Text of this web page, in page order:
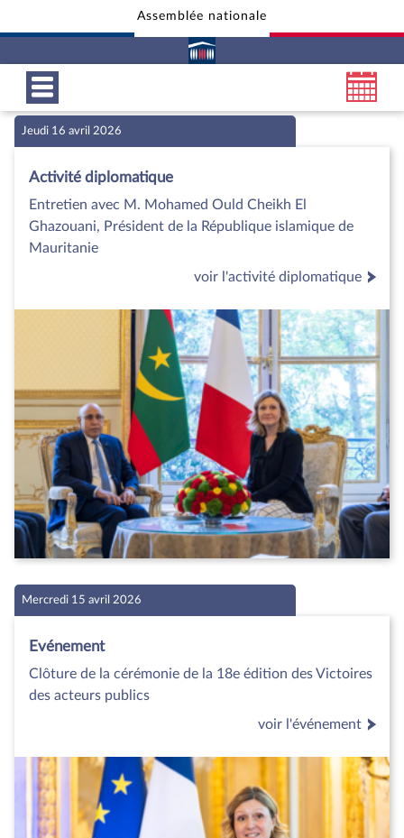
Aller en bas de la pageAssemblée nationale
Jeudi 16 avril 2026
Activité diplomatique
Entretien avec M. Mohamed Ould Cheikh El
Ghazouani, Président de la République islamique de
Mauritanie
voir l'activité diplomatique
Mercredi 15 avril 2026
Evénement
Clôture de la cérémonie de la 18e édition des Victoires
des acteurs publics
voir l'événement